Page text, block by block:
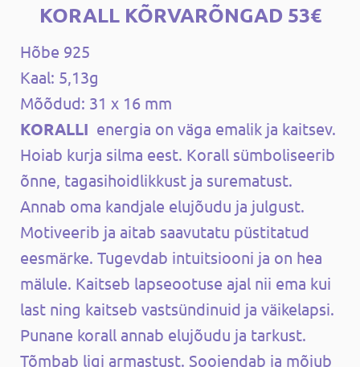
KORALL KÕRVARÕNGAD 53€
Hõbe 925
Kaal: 5,13g
Mõõdud: 31 x 16 mm
KORALLI energia on väga emalik ja kaitsev.
Hoiab kurja silma eest. Korall sümboliseerib
õnne, tagasihoidlikkust ja surematust.
Annab oma kandjale elujõudu ja julgust.
Motiveerib ja aitab saavutatu püstitatud
eesmärke. Tugevdab intuitsiooni ja on hea
mälule. Kaitseb lapseootuse ajal nii ema kui
last ning kaitseb vastsündinuid ja väikelapsi.
Punane korall annab elujõudu ja tarkust.
Tõmbab ligi armastust. Soojendab ja mõjub